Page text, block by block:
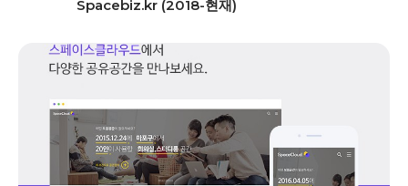
Spacebiz.kr (2018-현재)